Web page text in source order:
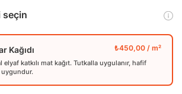
seçin
Kağıdı
katkılı mat kağıt. Tutkalla uygulanır, hafif